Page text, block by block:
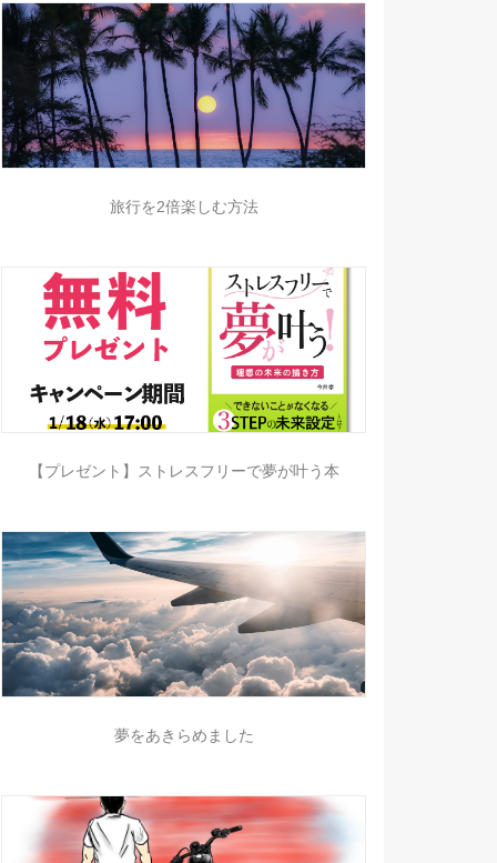
旅行を2倍楽しむ方法
【プレゼント】ストレスフリーで夢が叶う本
夢をあきらめました